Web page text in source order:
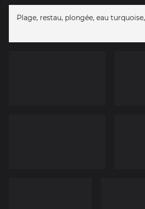
Plage, restau, plongée, eau